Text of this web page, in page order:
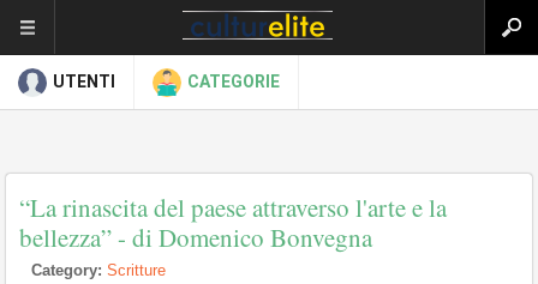
UTENTI CATEGORIE
“La rinascita del paese attraverso l'arte e la
bellezza” - di Domenico Bonvegna
Category: Scritture